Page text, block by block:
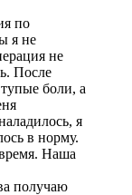
по
я не
не
После
боли, а
я
в норму.
Наша
получаю